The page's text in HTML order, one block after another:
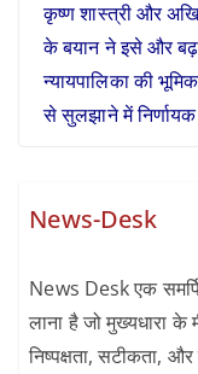
कृष्ण शास्त्री और
के बयान ने इसे और
न्यायपालिका की
से सुलझाने में निर्णायक
News-Desk
News Desk एक
लाना है जो मुख्यधारा
निष्पक्षता, सटीकता,